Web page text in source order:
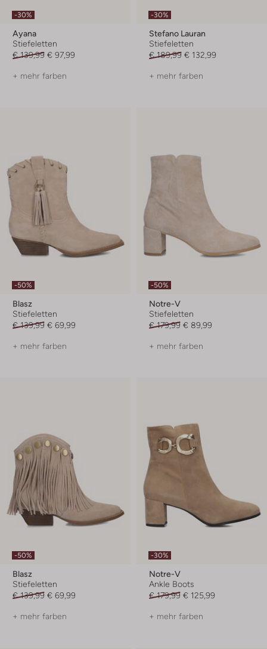
-30%
Ayana
Stiefeletten
€ 139,99 € 97,99
+ mehr farben
-30%
Stefano Lauran
Stiefeletten
€ 189,99 € 132,99
+ mehr farben
-50%
Blasz
Stiefeletten
€ 139,99 € 69,99
+ mehr farben
-50%
Notre-V
Stiefeletten
€ 179,99 € 89,99
+ mehr farben
-50%
Blasz
Stiefeletten
€ 139,99 € 69,99
+ mehr farben
-30%
Notre-V
Ankle Boots
€ 179,99 € 125,99
+ mehr farben